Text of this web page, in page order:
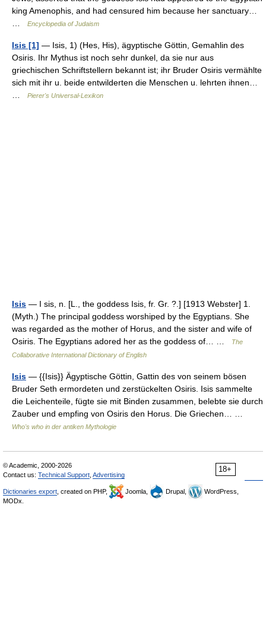
king Amenophis, and had censured him because her sanctuary…
Encyclopedia of Judaism
Isis [1] — Isis, 1) (Hes, His), ägyptische Göttin, Gemahlin des
Osiris. Ihr Mythus ist noch sehr dunkel, da sie nur aus
griechischen Schriftstellern bekannt ist; ihr Bruder Osiris vermählte
sich mit ihr u. beide entwilderten die Menschen u. lehrten ihnen…
Pierer's Universal-Lexikon
Isis — I sis, n. [L., the goddess Isis, fr. Gr. ?.] [1913 Webster] 1.
(Myth.) The principal goddess worshiped by the Egyptians. She
was regarded as the mother of Horus, and the sister and wife of
Osiris. The Egyptians adored her as the goddess of… …
The
Collaborative International Dictionary of English
Isis — {{Isis}} Ägyptische Göttin, Gattin des von seinem bösen
Bruder Seth ermordeten und zerstückelten Osiris. Isis sammelte
die Leichenteile, fügte sie mit Binden zusammen, belebte sie durch
Zauber und empfing von Osiris den Horus. Die Griechen… …
Who's who in der antiken Mythologie
18+
© Academic, 2000-2026
Contact us: Technical Support Advertising
Dictionaries export , created on PHP, Joomla, Drupal,
WordPress,
MODx.